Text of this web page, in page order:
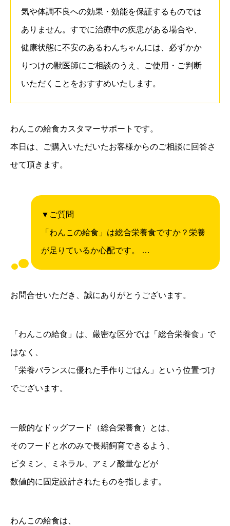
気や体調不良への効果・効能を保証するものでは
ありません。すでに治療中の疾患がある場合や、
健康状態に不安のあるわんちゃんには、必ずかか
りつけの獣医師にご相談のうえ、ご使用・ご判断
いただくことをおすすめいたします。
わんこの給食カスタマーサポートです。
本日は、ご購入いただいたお客様からのご相談に回答さ
せて頂きます。
▼ご質問
「わんこの給食」は総合栄養食ですか？栄養
が足りているか心配です。 …
お問合せいただき、誠にありがとうございます。
「わんこの給食」は、厳密な区分では「総合栄養食」で
はなく、
「栄養バランスに優れた手作りごはん」という位置づけ
でございます。
一般的なドッグフード（総合栄養食）とは、
そのフードと水のみで長期飼育できるよう、
ビタミン、ミネラル、アミノ酸量などが
数値的に固定設計されたものを指します。
わんこの給食は、